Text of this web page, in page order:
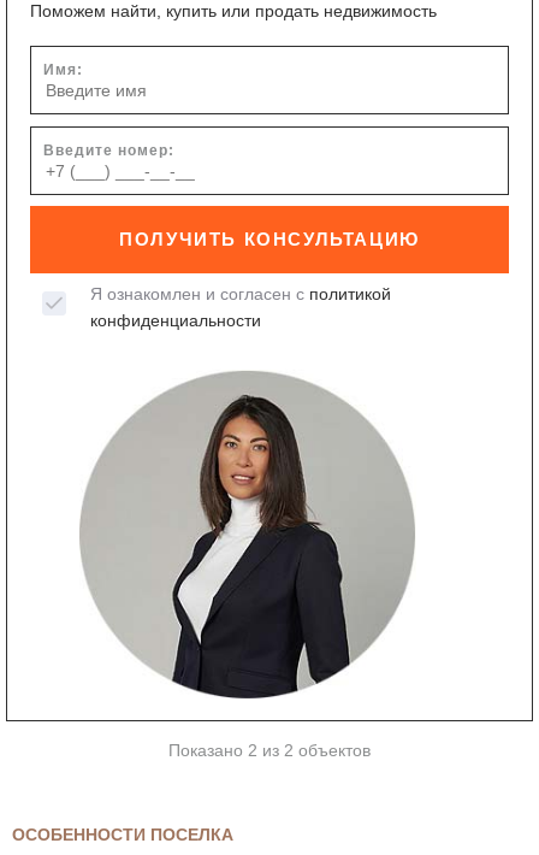
Поможем найти, купить или продать недвижимость
Имя:
Введите номер:
ПОЛУЧИТЬ КОНСУЛЬТАЦИЮ
Я ознакомлен и согласен с политикой
конфиденциальности
Показано 2 из 2 объектов
ОСОБЕННОСТИ ПОСЕЛКА